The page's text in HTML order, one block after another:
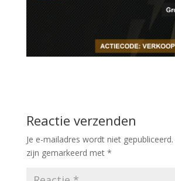
Reactie verzenden
Je e-mailadres wordt niet gepubliceerd.
zijn gemarkeerd met *